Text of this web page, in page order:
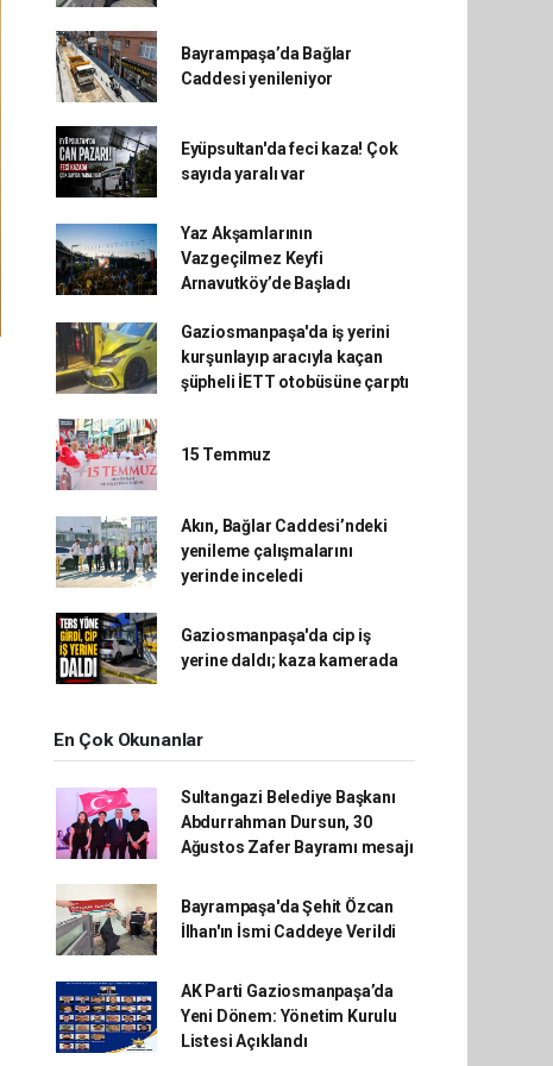
Bayrampaşa’da Bağlar
Caddesi yenileniyor
Eyüpsultan'da feci kaza! Çok
sayıda yaralı var
Yaz Akşamlarının
Vazgeçilmez Keyfi
Arnavutköy’de Başladı
Gaziosmanpaşa'da iş yerini
kurşunlayıp aracıyla kaçan
şüpheli İETT otobüsüne çarptı
15 Temmuz
Akın, Bağlar Caddesi’ndeki
yenileme çalışmalarını
yerinde inceledi
Gaziosmanpaşa'da cip iş
yerine daldı; kaza kamerada
En Çok Okunanlar
Sultangazi Belediye Başkanı
Abdurrahman Dursun, 30
Ağustos Zafer Bayramı mesajı
Bayrampaşa'da Şehit Özcan
İlhan'ın İsmi Caddeye Verildi
AK Parti Gaziosmanpaşa’da
Yeni Dönem: Yönetim Kurulu
Listesi Açıklandı